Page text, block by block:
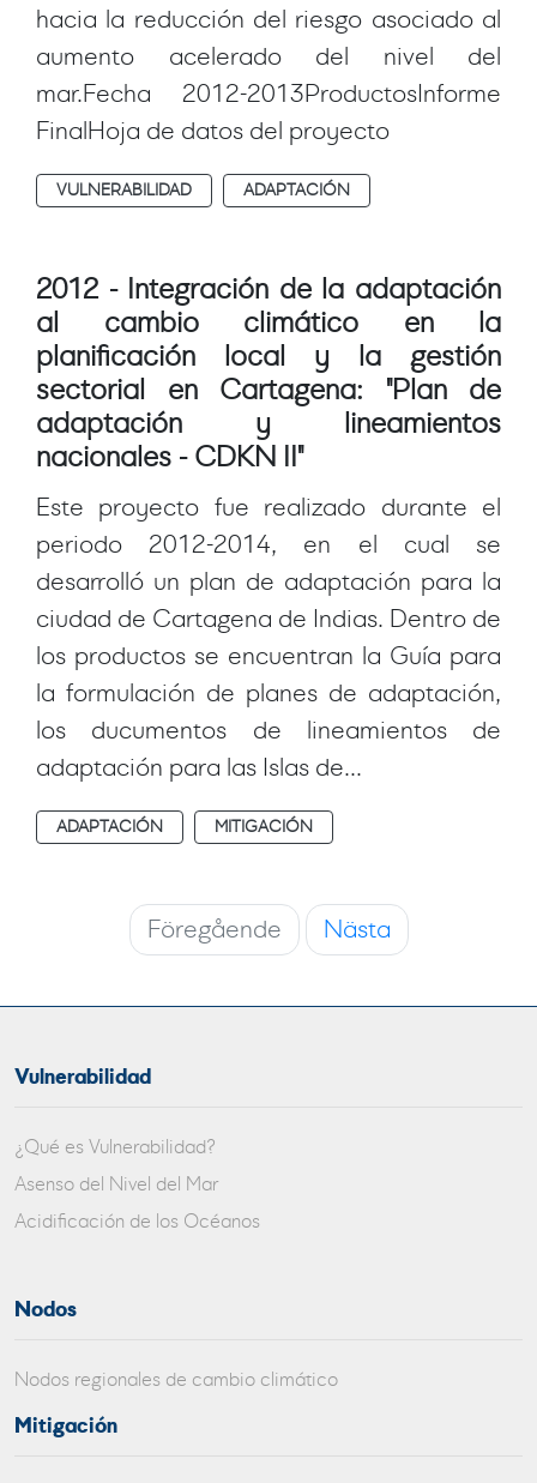
hacia la reducción del riesgo asociado al
aumento acelerado del nivel del
mar.Fecha 2012-2013ProductosInforme
FinalHoja de datos del proyecto
VULNERABILIDAD ADAPTACIÓN
2012 - Integración de la adaptación
al cambio climático en la
planificación local y la gestión
sectorial en Cartagena: "Plan de
adaptación y lineamientos
nacionales - CDKN II"
Este proyecto fue realizado durante el
periodo 2012-2014, en el cual se
desarrolló un plan de adaptación para la
ciudad de Cartagena de Indias. Dentro de
los productos se encuentran la Guía para
la formulación de planes de adaptación,
los ducumentos de lineamientos de
adaptación para las Islas de...
ADAPTACIÓN MITIGACIÓN
Föregående Nästa
Vulnerabilidad
¿Qué es Vulnerabilidad?
Asenso del Nivel del Mar
Acidificación de los Océanos
Nodos
Nodos regionales de cambio climático
Mitigación